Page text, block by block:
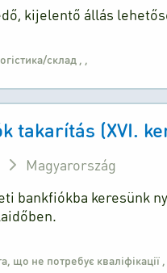
kijelentő állás
склад
takarítás (XVI.
Magyarország
bankfiókba keresünk
що не потребує кваліфікації